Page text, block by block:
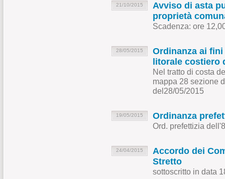
21/10/2015
Avviso di asta
proprietà
Scadenza: ore
28/05/2015
Ordinanza ai
litorale costiero
Nel tratto di costa
mappa 28 sezione
del28/05/2015
19/05/2015 Ordinanza
Ord. prefettizia
24/04/2015
Accordo dei
Stretto
sottoscritto in data